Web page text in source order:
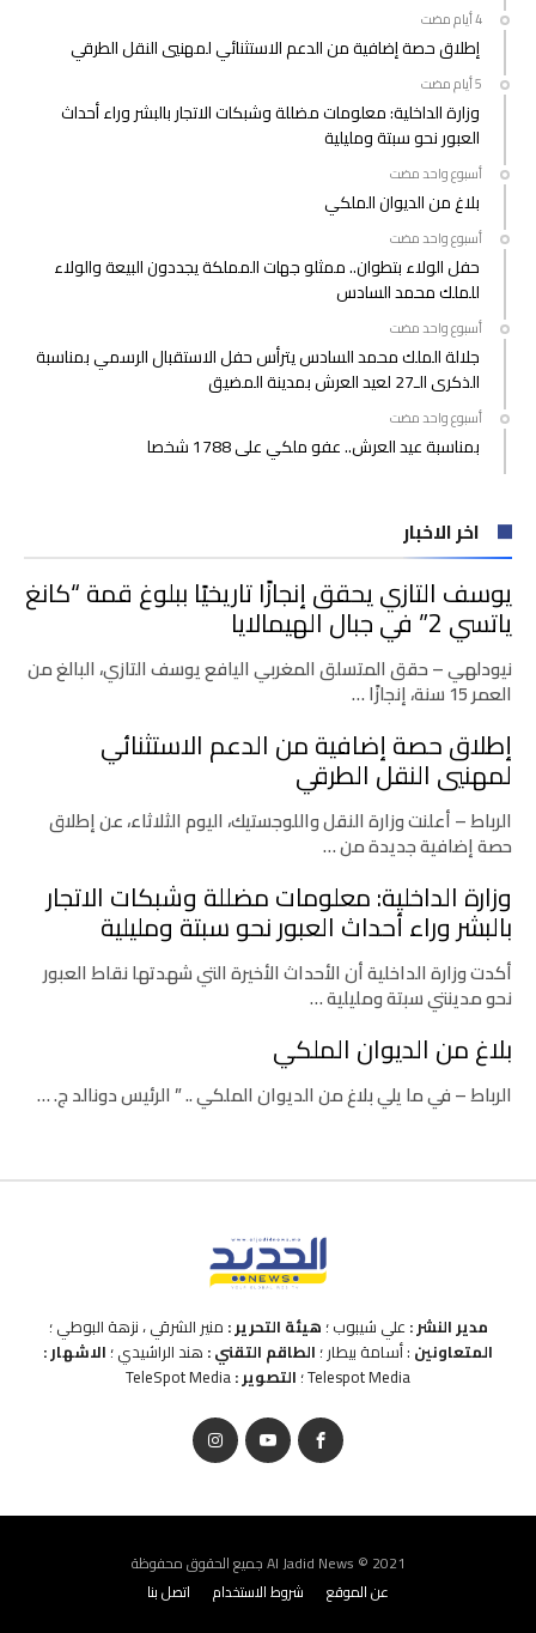
إطلاق حصة إضافية من الدعم الاستثنائي لمهنيي النقل الطرقي
وزارة الداخلية: معلومات مضللة وشبكات الاتجار بالبشر وراء أحداث
العبور نحو سبتة ومليلية
‫‫‫‏‫أسبوع واحد مضت‬
بلاغ من الديوان الملكي
‫‫‫‏‫أسبوع واحد مضت‬
حفل الولاء بتطوان.. ممثلو جهات المملكة يجددون البيعة والولاء
للملك محمد السادس
‫‫‫‏‫أسبوع واحد مضت‬
جلالة الملك محمد السادس يترأس حفل الاستقبال الرسمي بمناسبة
الذكرى الـ27 لعيد العرش بمدينة المضيق
‫‫‫‏‫أسبوع واحد مضت‬
بمناسبة عيد العرش.. عفو ملكي على 1788 شخصا
اخر الاخبار
يوسف التازي يحقق إنجازًا تاريخيًا ببلوغ قمة “كانغ
ياتسي 2” في جبال الهيمالايا
نيودلهي – حقق المتسلق المغربي اليافع يوسف التازي، البالغ من
العمر 15 سنة، إنجازًا …
إطلاق حصة إضافية من الدعم الاستثنائي
لمهنيي النقل الطرقي
الرباط – أعلنت وزارة النقل واللوجستيك، اليوم الثلاثاء، عن إطلاق
حصة إضافية جديدة من …
وزارة الداخلية: معلومات مضللة وشبكات الاتجار
بالبشر وراء أحداث العبور نحو سبتة ومليلية
أكدت وزارة الداخلية أن الأحداث الأخيرة التي شهدتها نقاط العبور
نحو مدينتي سبتة ومليلية …
بلاغ من الديوان الملكي
الرباط – في ما يلي بلاغ من الديوان الملكي .. ” الرئيس دونالد ج. …
مدير النشر : علي شيبوب ؛ هيئة التحرير : منير الشرقي ، نزهة البوطي ؛
المتعاونين : أسامة بيطار ؛ الطاقم التقني : هند الراشيدي ؛ الاشهار :
Telespot Media ؛ التصوير :TeleSpot Media
Al Jadid News © 2021 جميع الحقوق محفوظة
عن الموقع
شروط الاستخدام اتصل بنا